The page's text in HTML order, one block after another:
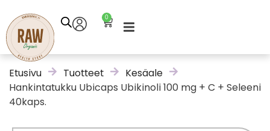
0
Etusivu Tuotteet
Kesäale
Hankintatukku Ubicaps Ubikinoli 100 mg + C + Seleeni
40kaps.